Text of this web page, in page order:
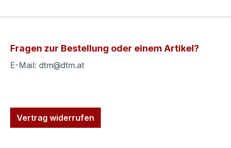
Fragen zur Bestellung oder einem Artikel?
E-Mail: dtm@dtm.at
Vertrag widerrufen